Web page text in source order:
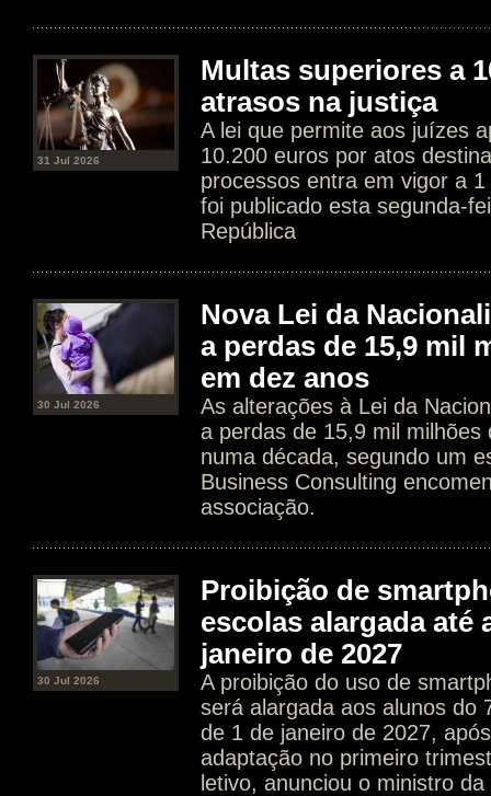
31 Jul 2026
Multas superiores a
atrasos na justiça
A lei que permite aos juízes
10.200 euros por atos
processos entra em vigor a
foi publicado esta segunda-
República
30 Jul 2026
Nova Lei da
a perdas de 15,9 mil
em dez anos
As alterações à Lei da
a perdas de 15,9 mil milhões
numa década, segundo um
Business Consulting
associação.
30 Jul 2026
Proibição de
escolas alargada até
janeiro de 2027
A proibição do uso de
será alargada aos alunos do
de 1 de janeiro de 2027,
adaptação no primeiro
letivo, anunciou o ministro